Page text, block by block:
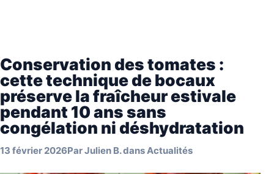
Conservation des tomates :
cette technique de bocaux
préserve la fraîcheur estivale
pendant 10 ans sans
congélation ni déshydratation
13 février 2026ParJulien B.dansActualités